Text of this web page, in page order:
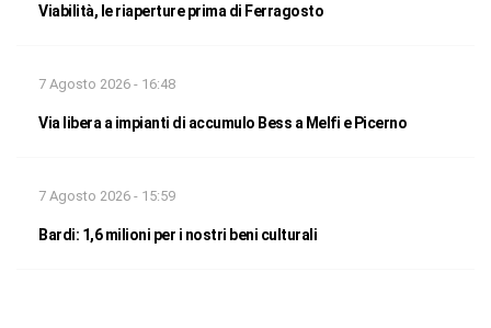
Viabilità, le riaperture prima di Ferragosto
7 Agosto 2026 - 16:48
Via libera a impianti di accumulo Bess a Melfi e Picerno
7 Agosto 2026 - 15:59
Bardi: 1,6 milioni per i nostri beni culturali